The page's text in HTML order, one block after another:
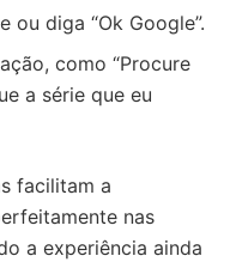
ou diga “Ok Google”.
como “Procure
a série que eu
facilitam a
nas
a experiência ainda